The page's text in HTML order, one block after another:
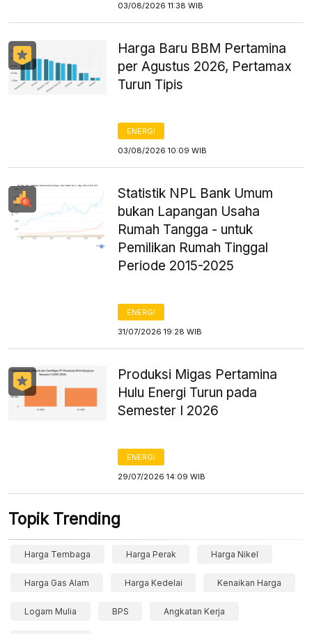
03/08/2026 11:38 WIB
Harga Baru BBM Pertamina
per Agustus 2026, Pertamax
Turun Tipis
ENERGI
03/08/2026 10:09 WIB
Statistik NPL Bank Umum
bukan Lapangan Usaha
Rumah Tangga - untuk
Pemilikan Rumah Tinggal
Periode 2015-2025
ENERGI
31/07/2026 19:28 WIB
Produksi Migas Pertamina
Hulu Energi Turun pada
Semester I 2026
ENERGI
29/07/2026 14:09 WIB
Topik Trending
Harga Tembaga Harga Perak Harga Nikel
Harga Gas Alam Harga Kedelai Kenaikan Harga
Logam Mulia BPS Angkatan Kerja